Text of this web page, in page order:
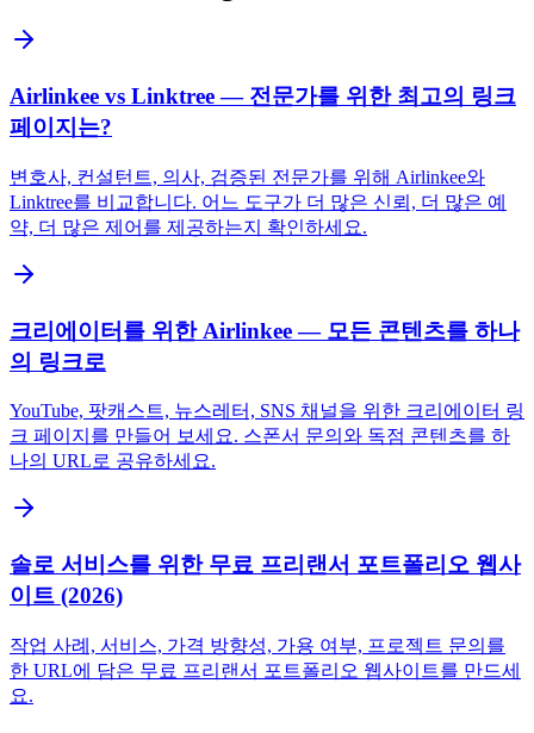
Airlinkee vs Linktree — 전문가를 위한 최고의 링크
페이지는?
변호사, 컨설턴트, 의사, 검증된 전문가를 위해 Airlinkee와
Linktree를 비교합니다. 어느 도구가 더 많은 신뢰, 더 많은 예
약, 더 많은 제어를 제공하는지 확인하세요.
크리에이터를 위한 Airlinkee — 모든 콘텐츠를 하나
의 링크로
YouTube, 팟캐스트, 뉴스레터, SNS 채널을 위한 크리에이터 링
크 페이지를 만들어 보세요. 스폰서 문의와 독점 콘텐츠를 하
나의 URL로 공유하세요.
솔로 서비스를 위한 무료 프리랜서 포트폴리오 웹사
이트 (2026)
작업 사례, 서비스, 가격 방향성, 가용 여부, 프로젝트 문의를
한 URL에 담은 무료 프리랜서 포트폴리오 웹사이트를 만드세
요.